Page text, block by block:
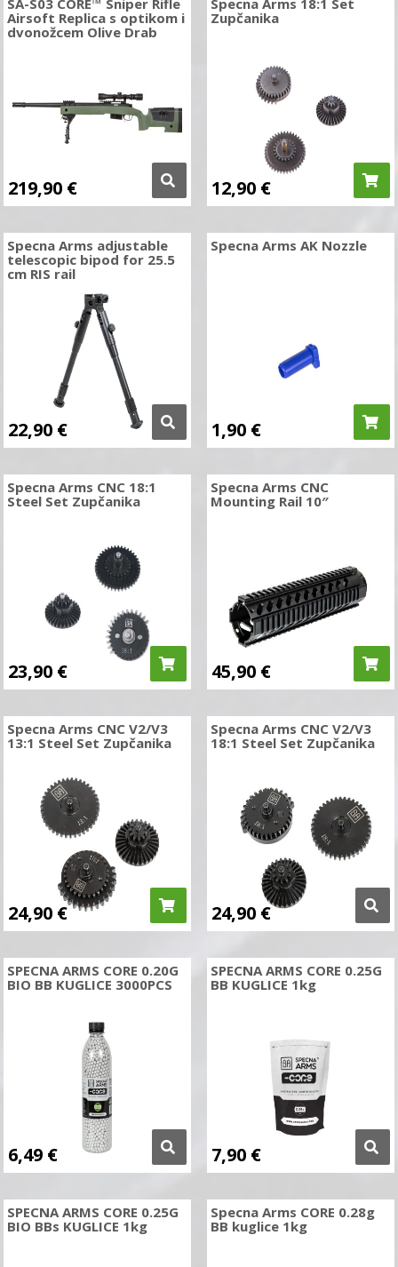
SA-S03 CORE™ Sniper Rifle
Airsoft Replica s optikom i
dvonožcem Olive Drab
219,90 €
Specna Arms 18:1 Set
Zupčanika
12,90 €
Specna Arms adjustable
telescopic bipod for 25.5
cm RIS rail
22,90 €
Specna Arms AK Nozzle
1,90 €
Specna Arms CNC 18:1
Steel Set Zupčanika
23,90 €
Specna Arms CNC
Mounting Rail 10″
45,90 €
Specna Arms CNC V2/V3
13:1 Steel Set Zupčanika
24,90 €
Specna Arms CNC V2/V3
18:1 Steel Set Zupčanika
24,90 €
SPECNA ARMS CORE 0.20G
BIO BB KUGLICE 3000PCS
6,49 €
SPECNA ARMS CORE 0.25G
BB KUGLICE 1kg
7,90 €
SPECNA ARMS CORE 0.25G
BIO BBs KUGLICE 1kg
Specna Arms CORE 0.28g
BB kuglice 1kg